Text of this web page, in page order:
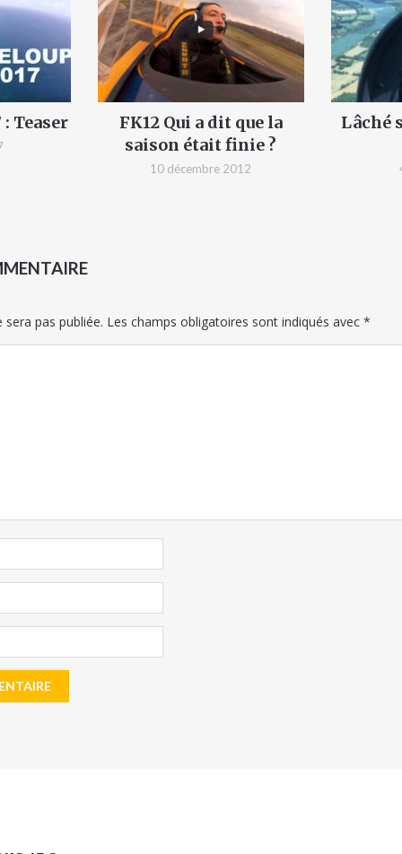
: Teaser
FK12 Qui a dit que la
saison était finie ?
10 décembre 2012
Lâché
pas publiée. Les champs obligatoires sont indiqués avec *